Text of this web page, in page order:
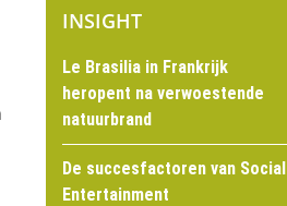
INSIGHT
Le Brasilia in Frankrijk
heropent na verwoestende
natuurbrand
De succesfactoren van Social
Entertainment